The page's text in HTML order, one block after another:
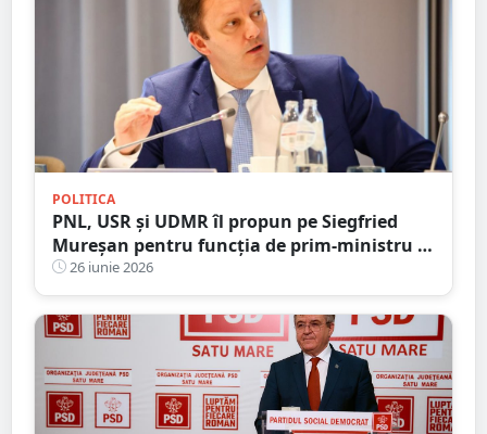
POLITICA
PNL, USR și UDMR îl propun pe Siegfried
Mureșan pentru funcția de prim-ministru al
României
26 iunie 2026